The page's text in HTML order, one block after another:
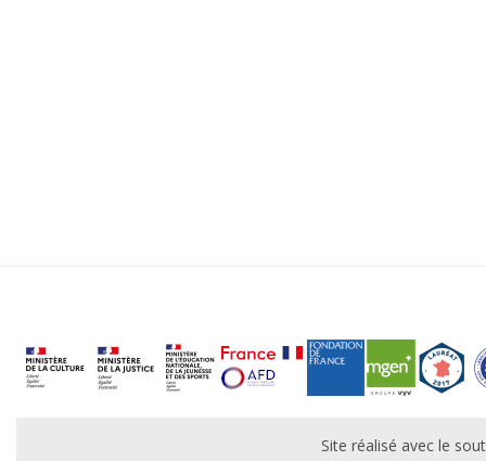
Site réalisé avec le